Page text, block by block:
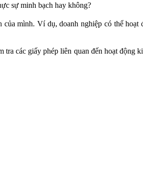
sự minh bạch hay không?
mình. Ví dụ, doanh nghiệp có thể
các giấy phép liên quan đến hoạt động